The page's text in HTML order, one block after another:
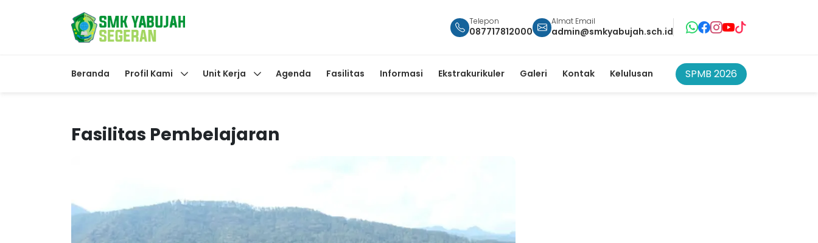
Telepon
087717812000
Almat Email
admin@smkyabujah.sch.id
Beranda Profil Kami Unit Kerja Agenda Fasilitas Informasi Ekstrakurikuler Galeri Kontak Kelulusan SPMB 2026
Fasilitas Pembelajaran